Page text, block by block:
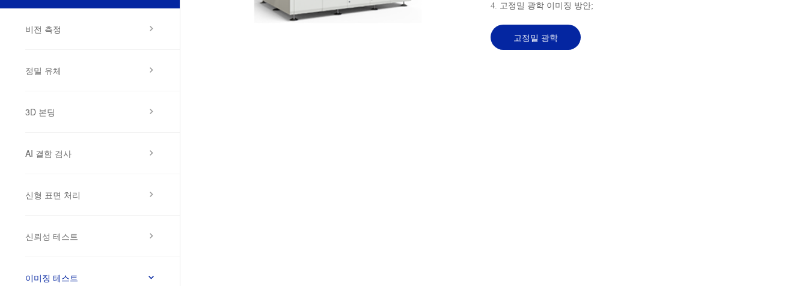
비전 측정
정밀 유체
3D 본딩
AI 결함 검사
신형 표면 처리
신뢰성 테스트
이미징 테스트
4. 고정밀 광학 이미징 방안;
고정밀 광학